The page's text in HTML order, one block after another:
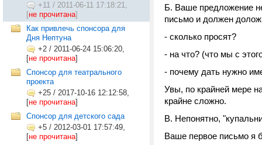
+11 / 2011-06-11 17:18:21,
[не прочитана]
Как привлечь спонсора для
Дня Нептуна
+2 / 2011-06-24 15:06:20,
[не прочитана]
Спонсор для театрального
проекта
+25 / 2017-10-16 12:12:58,
[не прочитана]
Спонсор для детского сада
+5 / 2012-03-01 17:57:49,
[не прочитана]
Б. Ваше предложение
письмо и должен
- сколько просят?
- на что? (что мы с
- почему дать нужно
Увы, по крайней мере
крайне сложно.
В. Непонятно,
Ваше первое письмо я